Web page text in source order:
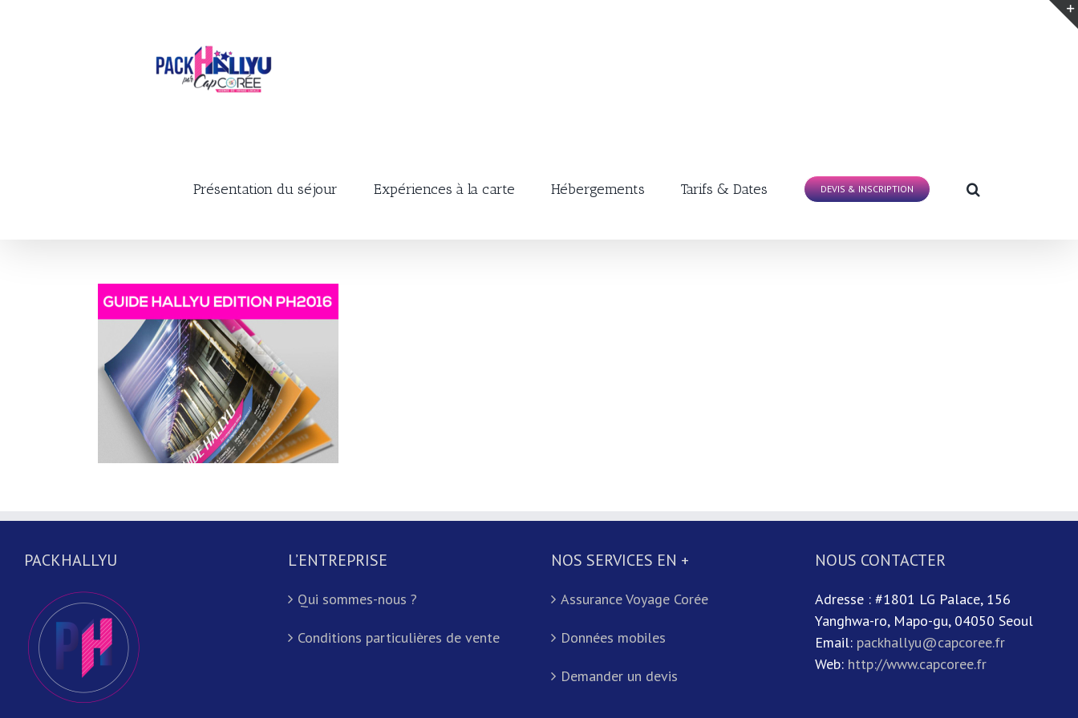
Présentation du séjour Expériences à la carte Hébergements Tarifs & Dates DEVIS & INSCRIPTION
PACKHALLYU L’ENTREPRISE
Qui sommes-nous ?
Conditions particulières de vente
NOS SERVICES EN +
Assurance Voyage Corée
Données mobiles
Demander un devis
NOUS CONTACTER
Adresse : #1801 LG Palace, 156
Yanghwa-ro, Mapo-gu, 04050 Seoul
Email: packhallyu@capcoree.fr
Web: http://www.capcoree.fr